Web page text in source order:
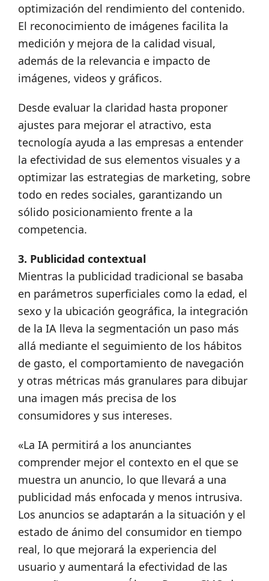
optimización del rendimiento del contenido.
El reconocimiento de imágenes facilita la
medición y mejora de la calidad visual,
además de la relevancia e impacto de
imágenes, videos y gráficos.
Desde evaluar la claridad hasta proponer
ajustes para mejorar el atractivo, esta
tecnología ayuda a las empresas a entender
la efectividad de sus elementos visuales y a
optimizar las estrategias de marketing, sobre
todo en redes sociales, garantizando un
sólido posicionamiento frente a la
competencia.
3. Publicidad contextual
Mientras la publicidad tradicional se basaba
en parámetros superficiales como la edad, el
sexo y la ubicación geográfica, la integración
de la IA lleva la segmentación un paso más
allá mediante el seguimiento de los hábitos
de gasto, el comportamiento de navegación
y otras métricas más granulares para dibujar
una imagen más precisa de los
consumidores y sus intereses.
«La IA permitirá a los anunciantes
comprender mejor el contexto en el que se
muestra un anuncio, lo que llevará a una
publicidad más enfocada y menos intrusiva.
Los anuncios se adaptarán a la situación y el
estado de ánimo del consumidor en tiempo
real, lo que mejorará la experiencia del
usuario y aumentará la efectividad de las